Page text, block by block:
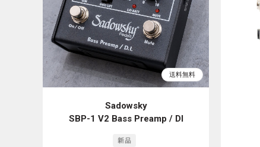
Sadowsky
SBP-1 V2 Bass Preamp / DI